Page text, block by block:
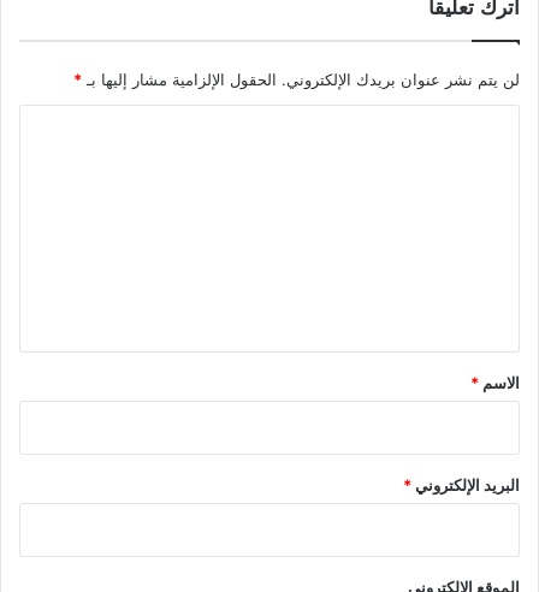
اترك تعليقاً
لن يتم نشر عنوان بريدك الإلكتروني. الحقول الإلزامية مشار إليها بـ *
*
الاسم *
البريد الإلكتروني*
الموقع الإلكتروني